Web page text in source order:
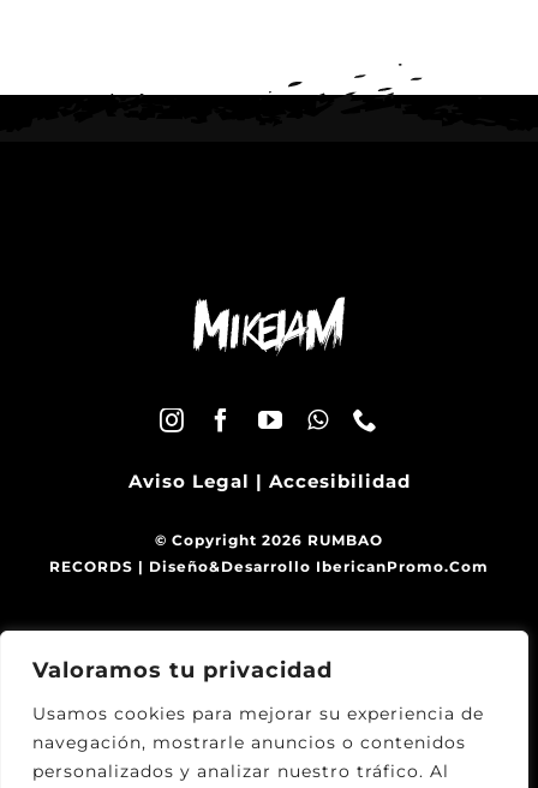
Valoramos tu privacidad
Usamos cookies para mejorar su experiencia de
navegación, mostrarle anuncios o contenidos
personalizados y analizar nuestro tráfico. Al
Aviso Legal | Accesibilidad
© Copyright 2026 RUMBAO
RECORDS | Diseño&Desarrollo IbericanPromo.Com